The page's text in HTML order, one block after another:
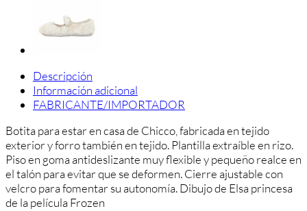
Descripción
Información adicional
FABRICANTE/IMPORTADOR
Botita para estar en casa de Chicco, fabricada en tejido
exterior y forro también en tejido. Plantilla extraíble en rizo.
Piso en goma antideslizante muy flexible y pequeño realce en
el talón para evitar que se deformen. Cierre ajustable con
velcro para fomentar su autonomía. Dibujo de Elsa princesa
de la película Frozen